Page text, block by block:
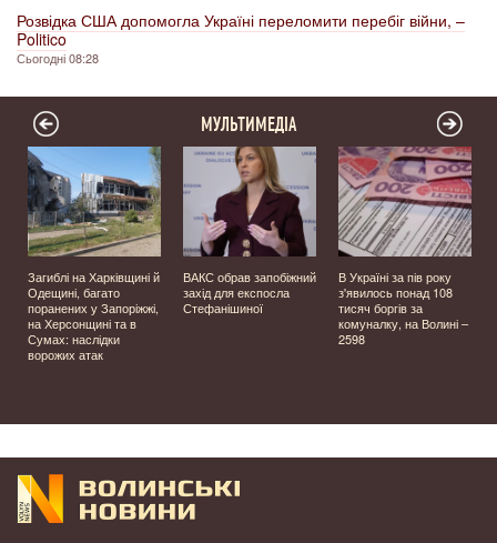
Розвідка США допомогла Україні переломити перебіг війни, –
Politico
Сьогодні 08:28
МУЛЬТИМЕДІА
Загиблі на Харківщині й
Одещині, багато
поранених у Запоріжжі,
на Херсонщині та в
Сумах: наслідки
ворожих атак
ВАКС обрав запобіжний
захід для експосла
Стефанішиної
В Україні за пів року
з'явилось понад 108
тисяч боргів за
комуналку, на Волині –
2598